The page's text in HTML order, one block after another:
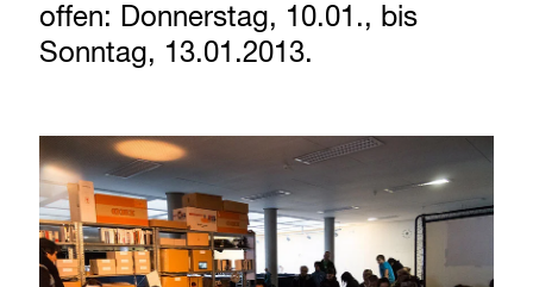
offen: Donnerstag, 10.01., bis
Sonntag, 13.01.2013.